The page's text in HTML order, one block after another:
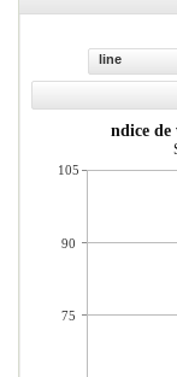
line
ndice de
105
90
75